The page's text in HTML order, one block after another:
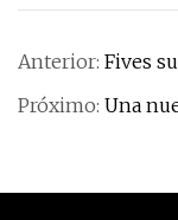
Anterior: Fives
Próximo: Una